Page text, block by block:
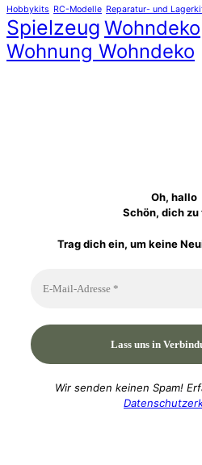
Hobbykits RC-Modelle Reparatur- und
Spielzeug Wohndeko
Wohnung Wohndeko
Oh, hallo
Schön, dich
Trag dich ein, um keine
Wir senden keinen Spam!